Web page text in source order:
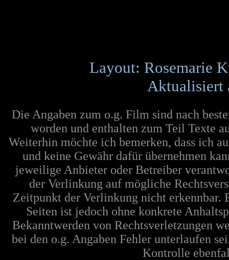
Layout: Rosemarie
Aktualisiert
Die Angaben zum o.g. Film sind nach
worden und enthalten zum Teil Texte
Weiterhin möchte ich bemerken, dass ich
und keine Gewähr dafür übernehmen
jeweilige Anbieter oder Betreiber
der Verlinkung auf mögliche
Zeitpunkt der Verlinkung nicht
Seiten ist jedoch ohne konkrete
Bekanntwerden von Rechtsverletzungen
bei den o.g. Angaben Fehler unterlaufen
Kontrolle